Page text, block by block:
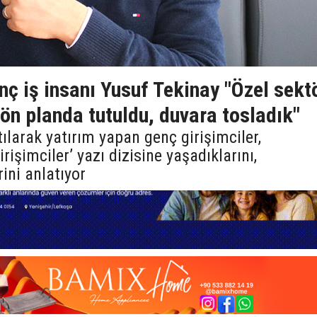
iş insanı Yusuf Tekinay "Özel
planda tutuldu, duvara tosladık"
yatırım yapan genç girişimciler,
yazı dizisine yaşadıklarını,
anlatıyor